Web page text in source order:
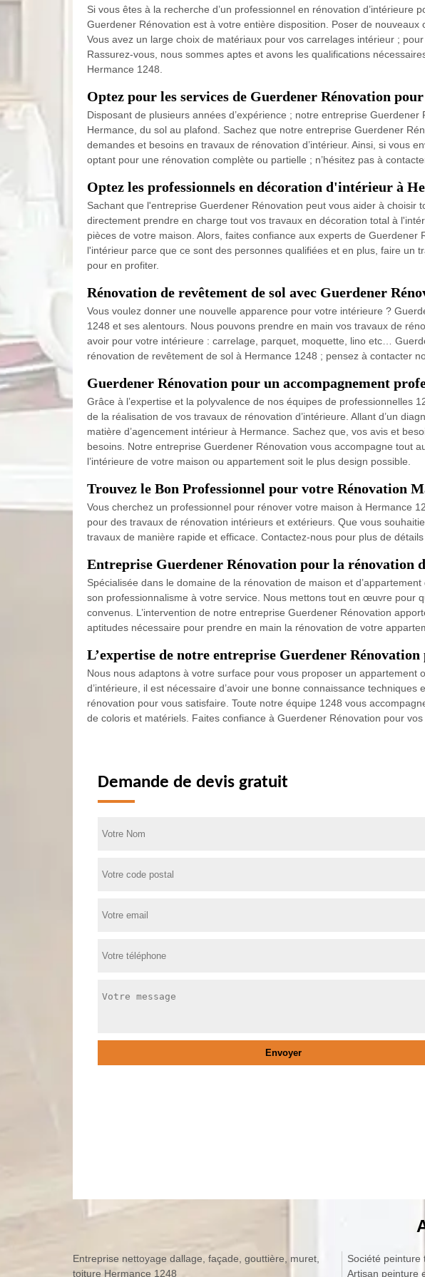
Si vous êtes à la recherche d’un professionnel en rénovation
Guerdener Rénovation est à votre entière disposition. Poser de
Vous avez un large choix de matériaux pour vos carrelages intérieur ;
Rassurez-vous, nous sommes aptes et avons les qualifications
Hermance 1248.
Optez pour les services de Guerdener Rénovation
Disposant de plusieurs années d’expérience ; notre entreprise
Hermance, du sol au plafond. Sachez que notre entreprise Guerdener
demandes et besoins en travaux de rénovation d’intérieur. Ainsi, si vous
optant pour une rénovation complète ou partielle ; n’hésitez pas à
Optez les professionnels en décoration d'intérieur à
Sachant que l'entreprise Guerdener Rénovation peut vous aider à
directement prendre en charge tout vos travaux en décoration total à
pièces de votre maison. Alors, faites confiance aux experts de
l'intérieur parce que ce sont des personnes qualifiées et en plus, faire un
pour en profiter.
Rénovation de revêtement de sol avec Guerdener
Vous voulez donner une nouvelle apparence pour votre intérieure ?
1248 et ses alentours. Nous pouvons prendre en main vos travaux de
avoir pour votre intérieure : carrelage, parquet, moquette, lino etc…
rénovation de revêtement de sol à Hermance 1248 ; pensez à contacter
Guerdener Rénovation pour un accompagnement
Grâce à l’expertise et la polyvalence de nos équipes de
de la réalisation de vos travaux de rénovation d’intérieure. Allant d’un
matière d’agencement intérieur à Hermance. Sachez que, vos avis et
besoins. Notre entreprise Guerdener Rénovation vous accompagne tout
l’intérieure de votre maison ou appartement soit le plus design possible.
Trouvez le Bon Professionnel pour votre Rénovation
Vous cherchez un professionnel pour rénover votre maison à Hermance
pour des travaux de rénovation intérieurs et extérieurs. Que vous
travaux de manière rapide et efficace. Contactez-nous pour plus de détails
Entreprise Guerdener Rénovation pour la rénovation
Spécialisée dans le domaine de la rénovation de maison et
son professionnalisme à votre service. Nous mettons tout en œuvre pour
convenus. L’intervention de notre entreprise Guerdener Rénovation
aptitudes nécessaire pour prendre en main la rénovation de votre
L’expertise de notre entreprise Guerdener
Nous nous adaptons à votre surface pour vous proposer un
d’intérieure, il est nécessaire d’avoir une bonne connaissance
rénovation pour vous satisfaire. Toute notre équipe 1248 vous
de coloris et matériels. Faites confiance à Guerdener Rénovation pour
Demande de devis gratuit
Entreprise nettoyage dallage, façade, gouttière, muret,
toiture Hermance 1248
Société peinture
Artisan peinture